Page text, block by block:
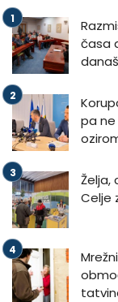
časa
pa ne
Želja,
Celje